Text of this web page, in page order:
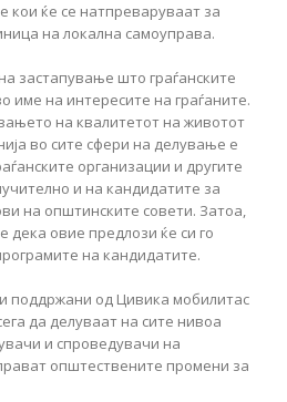
кои ќе се натпреваруваат за
на локална самоуправа.
застапување што граѓанските
име на интересите на граѓаните.
на квалитетот на животот
во сите сфери на делување е
организации и другите
и на кандидатите за
на општинските совети. Затоа,
дека овие предлози ќе си го
на кандидатите.
поддржани од Цивика мобилитас
да делуваат на сите нивоа
и спроведувачи на
општествените промени за